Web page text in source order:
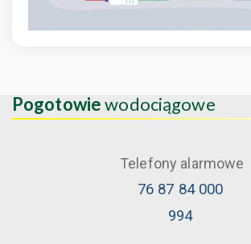
Pogotowiewodociągowe
Telefony alarmowe
76 87 84 000
994